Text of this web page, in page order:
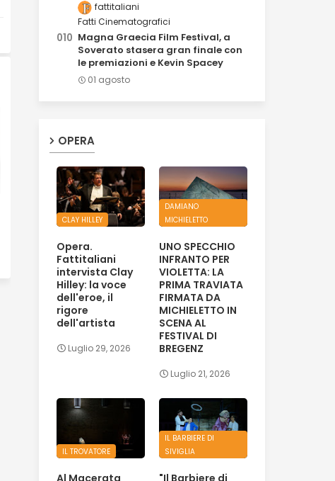
fattitaliani
Fatti Cinematografici
Magna Graecia Film Festival, a
Soverato stasera gran finale con
le premiazioni e Kevin Spacey
01 agosto
OPERA
CLAY HILLEY
Opera.
Fattitaliani
intervista Clay
Hilley: la voce
dell'eroe, il
rigore
dell'artista
Luglio 29, 2026
DAMIANO
MICHIELETTO
UNO SPECCHIO
INFRANTO PER
VIOLETTA: LA
PRIMA TRAVIATA
FIRMATA DA
MICHIELETTO IN
SCENA AL
FESTIVAL DI
BREGENZ
Luglio 21, 2026
IL TROVATORE
IL BARBIERE DI
SIVIGLIA